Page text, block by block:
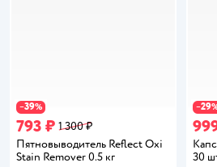
−39%
793 ₽ 1 300 ₽
Пятновыводитель Reflect Oxi
Stain Remover 0.5 кг
−29
30